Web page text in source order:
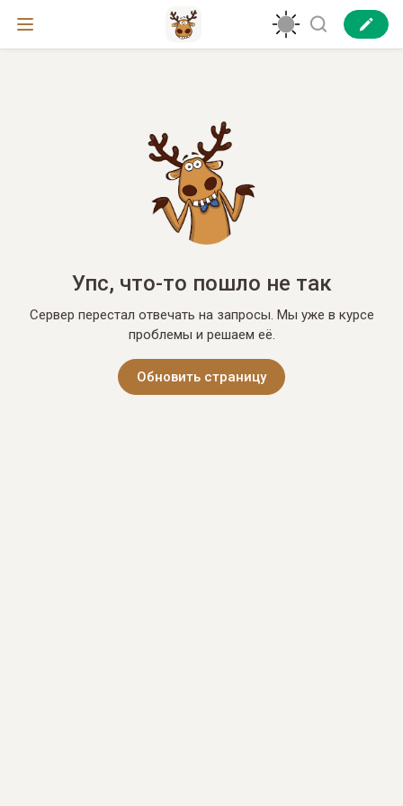
Упс, что-то пошло не так
Сервер перестал отвечать на запросы. Мы уже в курсе
проблемы и решаем её.
Обновить страницу